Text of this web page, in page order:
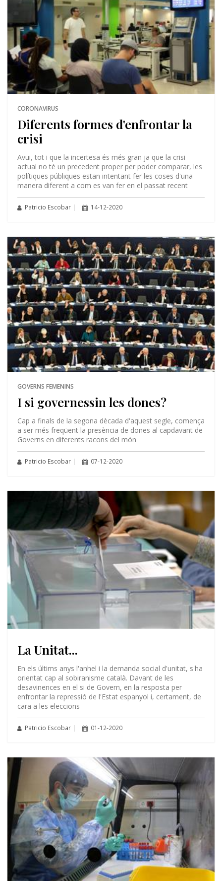
CORONAVIRUS
Diferents formes d'enfrontar la
crisi
Avui, tot i que la incertesa és més gran ja que la crisi
actual no té un precedent proper per poder comparar, les
polítiques públiques estan intentant fer les coses d'una
manera diferent a com es van fer en el passat recent
Patricio Escobar | 14-12-2020
GOVERNS FEMENINS
I si governessin les dones?
Cap a finals de la segona dècada d'aquest segle, comença
a ser més freqüent la presència de dones al capdavant de
Governs en diferents racons del món
Patricio Escobar | 07-12-2020
La Unitat...
En els últims anys l'anhel i la demanda social d'unitat, s'ha
orientat cap al sobiranisme català. Davant de les
desavinences en el si de Govern, en la resposta per
enfrontar la repressió de l'Estat espanyol i, certament, de
cara a les eleccions
Patricio Escobar | 01-12-2020